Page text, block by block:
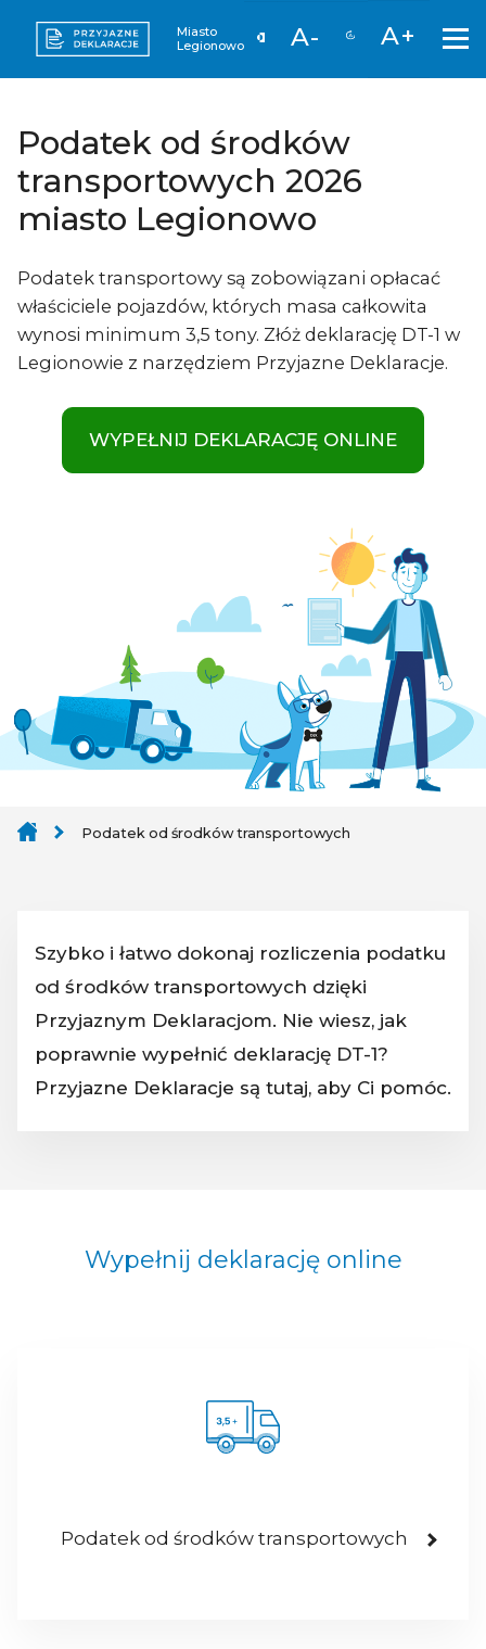
Miasto
Legionowo
A- A+
Podatek od środków
transportowych 2026
miasto Legionowo
Podatek transportowy są zobowiązani opłacać
właściciele pojazdów, których masa całkowita
wynosi minimum 3,5 tony. Złóż deklarację DT-1 w
Legionowie z narzędziem Przyjazne Deklaracje.
WYPEŁNIJ DEKLARACJĘ ONLINE
Podatek od środków transportowych
Szybko i łatwo dokonaj rozliczenia podatku
od środków transportowych dzięki
Przyjaznym Deklaracjom. Nie wiesz, jak
poprawnie wypełnić deklarację DT-1?
Przyjazne Deklaracje są tutaj, aby Ci pomóc.
Wypełnij deklarację online
Podatek od środków transportowych